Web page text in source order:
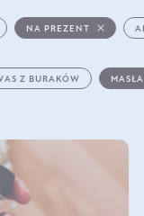
NA PREZENT
Z BURAKÓW